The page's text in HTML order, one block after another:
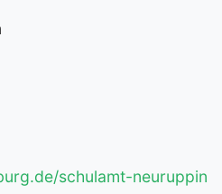
schulamt-neuruppin